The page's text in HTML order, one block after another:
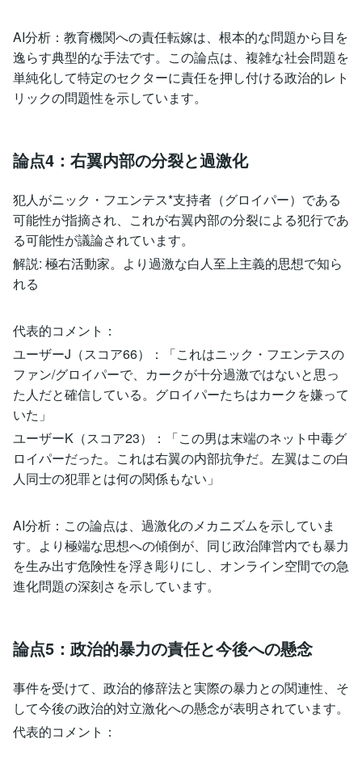
AI分析：教育機関への責任転嫁は、根本的な問題から目を
逸らす典型的な手法です。この論点は、複雑な社会問題を
単純化して特定のセクターに責任を押し付ける政治的レト
リックの問題性を示しています。
論点4：右翼内部の分裂と過激化
犯人がニック・フエンテス*支持者（グロイパー）である
可能性が指摘され、これが右翼内部の分裂による犯行であ
る可能性が議論されています。
解説: 極右活動家。より過激な白人至上主義的思想で知ら
れる
代表的コメント：
ユーザーJ（スコア66）：「これはニック・フエンテスの
ファン/グロイパーで、カークが十分過激ではないと思っ
た人だと確信している。グロイパーたちはカークを嫌って
いた」
ユーザーK（スコア23）：「この男は末端のネット中毒グ
ロイパーだった。これは右翼の内部抗争だ。左翼はこの白
人同士の犯罪とは何の関係もない」
AI分析：この論点は、過激化のメカニズムを示していま
す。より極端な思想への傾倒が、同じ政治陣営内でも暴力
を生み出す危険性を浮き彫りにし、オンライン空間での急
進化問題の深刻さを示しています。
論点5：政治的暴力の責任と今後への懸念
事件を受けて、政治的修辞法と実際の暴力との関連性、そ
して今後の政治的対立激化への懸念が表明されています。
代表的コメント：